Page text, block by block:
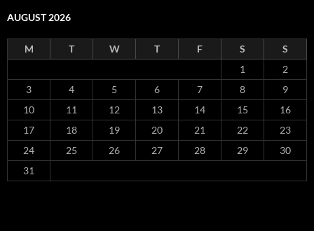
AUGUST 2026
M T W T F S
S
1
2
3
4 5 6 7 8
9
10
11 12 13 14 15
16
17
18 19 20 21 22
23
24
25 26 27 28 29
30
31